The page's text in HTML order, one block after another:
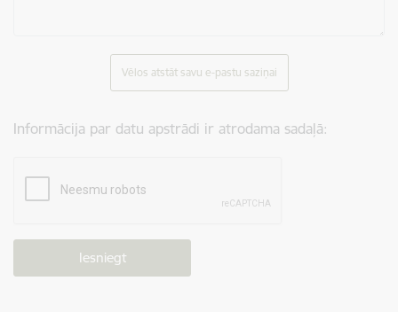
Vēlos atstāt savu e-pastu saziņai
Informācija par datu apstrādi ir atrodama sadaļā: